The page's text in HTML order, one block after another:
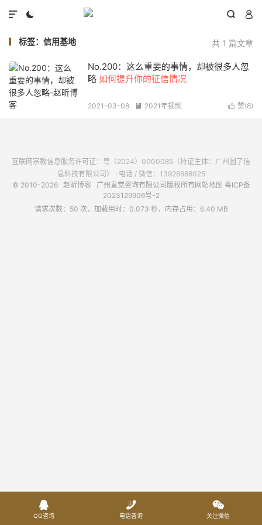
  

共 1 篇文章
标签：信用基地
No.200：这么重要的事情，却被很多人忽
略 如何提升你的征信情况
 赞(8)
2021-03-08  2021年视频
互联网宗教信息服务许可证：粤（2024）0000085（持证主体：广州圆了信
息科技有限公司） · 电话 / 微信：13928888025
© 2010-2026 赵昕博客 广州直觉咨询有限公司版权所有 网站地图 粤ICP备
2023129906号-2
请求次数：50 次，加载用时：0.073 秒，内存占用：6.40 MB

QQ咨询

电话咨询

关注微信